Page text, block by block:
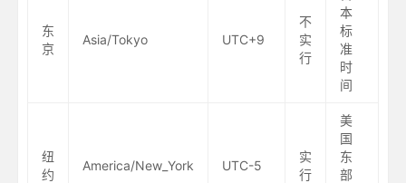
东
京
Asia/Tokyo UTC+9
不
实
行
本
标
准
时
间
纽
约
America/New_York UTC-5
实
行
美
国
东
部